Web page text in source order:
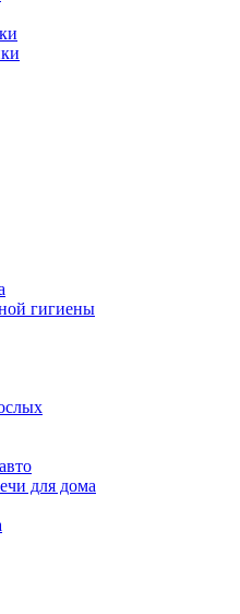
гигиены
для дома